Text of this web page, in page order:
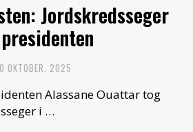
Jordskredsseger
OKTOBER, 2025
Alassane Ouattar tog
i …